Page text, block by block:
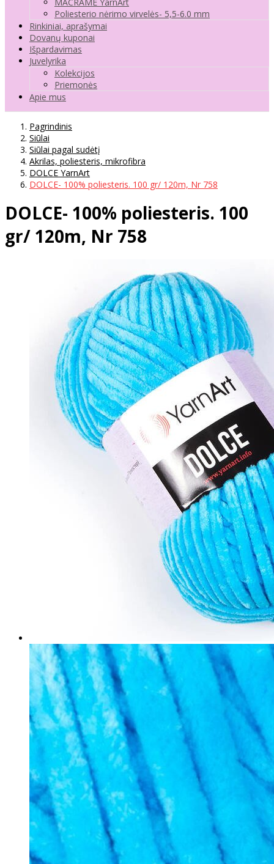
Poliesterio nėrimo virvelės- 5,5-6.0 mm
Rinkiniai, aprašymai
Dovanų kuponai
Išpardavimas
Juvelyrika
Kolekcijos
Priemonės
Apie mus
Pagrindinis
Siūlai
Siūlai pagal sudėtį
Akrilas, poliesteris, mikrofibra
DOLCE YarnArt
DOLCE- 100% poliesteris. 100 gr/ 120m, Nr 758
DOLCE- 100% poliesteris. 100
gr/ 120m, Nr 758